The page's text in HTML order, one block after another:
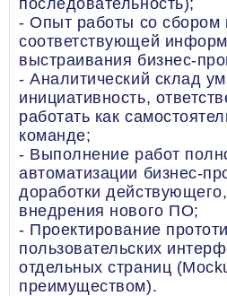
последовательность);
- Опыт работы со сбором
соответствующей
выстраивания бизнес-
- Аналитический склад
инициативность,
работать как
команде;
- Выполнение работ
автоматизации бизнес-
доработки
внедрения нового ПО;
- Проектирование
пользовательских
отдельных страниц
преимуществом).